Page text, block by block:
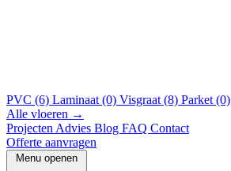
PVC (6) Laminaat (0) Visgraat (8) Parket (0)
Alle vloeren →
Projecten Advies Blog FAQ Contact
Offerte aanvragen
Menu openen